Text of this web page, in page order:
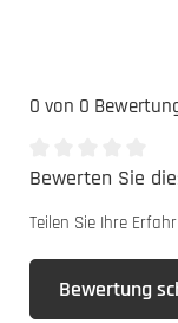
0 von 0
Durchschnittliche
Bewerten Sie
Teilen Sie Ihre
Bewertung